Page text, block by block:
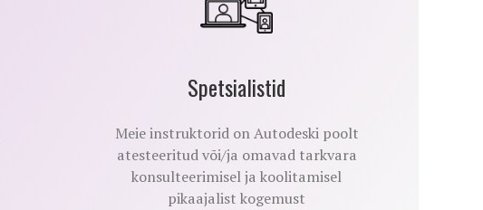
Spetsialistid
Meie instruktorid on Autodeski poolt
atesteeritud või/ja omavad tarkvara
konsulteerimisel ja koolitamisel
pikaajalist kogemust